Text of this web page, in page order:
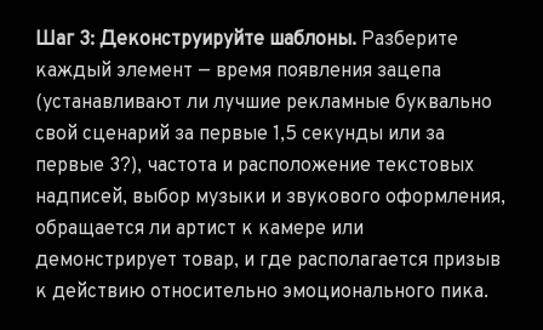
Шаг 3: Деконструируйте шаблоны. Разберите
каждый элемент — время появления зацепа
(устанавливают ли лучшие рекламные буквально
свой сценарий за первые 1,5 секунды или за
первые 3?), частота и расположение текстовых
надписей, выбор музыки и звукового оформления,
обращается ли артист к камере или
демонстрирует товар, и где располагается призыв
к действию относительно эмоционального пика.